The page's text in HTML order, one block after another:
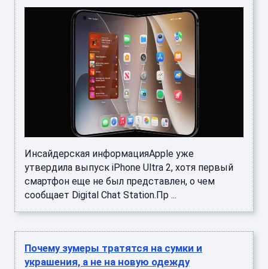
Инсайдерская информацияApple уже
утвердила выпуск iPhone Ultra 2, хотя первый
смартфон еще не был представлен, о чем
сообщает Digital Chat Station.Пр ...
Почему зумеры тратятся на сумки и
украшения, а не на новую одежду